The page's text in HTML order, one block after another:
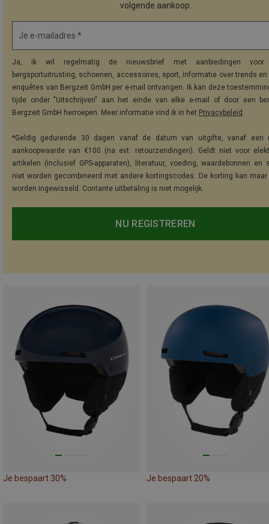
volgende aankoop.
Je e-mailadres *
Ja, ik wil regelmatig de nieuwsbrief met aanbiedingen voor
bergsportuitrusting, schoenen, accessoires, sport, informatie over trends
enquêtes van Bergzeit GmbH per e-mail ontvangen. Ik kan deze
tijde onder "Uitschrijven" aan het einde van elke e-mail of door een
Bergzeit GmbH herroepen. Meer informatie vind ik in het Privacybeleid .
*Geldig gedurende 30 dagen vanaf de datum van uitgifte, vanaf een
aankoopwaarde van €100 (na evt. retourzendingen). Geldt niet voor
artikelen (inclusief GPS-apparaten), literatuur, voeding, waardebonnen en
niet worden gecombineerd met andere kortingscodes. De korting kan maar
worden ingewisseld. Contante uitbetaling is niet mogelijk.
NU REGISTREREN
Je bespaart 30% Je bespaart 20%